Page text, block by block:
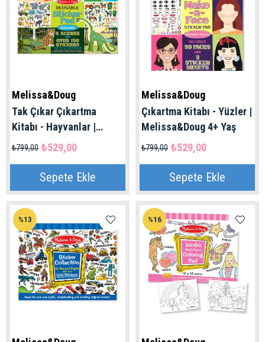
Melissa&Doug
Tak Çıkar Çıkartma
Kitabı - Hayvanlar |
Melissa&Duog 4+ Yaş
₺529,00
₺799,00
Sepete Ekle
Melissa&Doug
Çıkartma Kitabı - Yüzler |
Melissa&Doug 4+ Yaş
₺529,00
₺799,00
Sepete Ekle
%13 %16